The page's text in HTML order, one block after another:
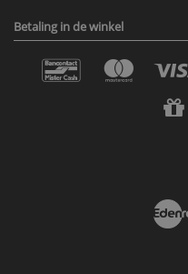
Betaling in de winkel